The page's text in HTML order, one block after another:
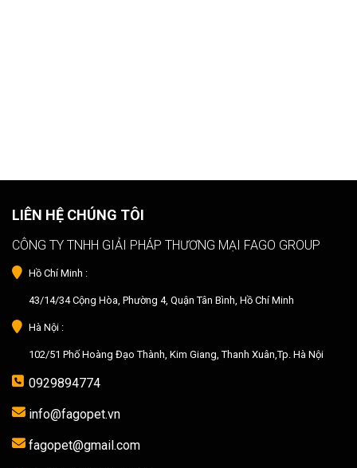
LIÊN HỆ CHÚNG TÔI
CÔNG TY TNHH GIẢI PHÁP THƯƠNG MẠI FAGO GROUP
Hồ Chí Minh :
43/14/34 Cộng Hòa, Phường 4, Quận Tân Bình, Hồ Chí Minh
Hà Nội :
102/51 Phố Hoàng Đạo Thành, Kim Giang, Thanh Xuân,Tp. Hà Nội
0929894774
info@fagopet.vn
fagopet@gmail.com